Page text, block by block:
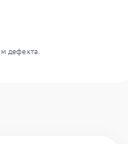
дефекта.